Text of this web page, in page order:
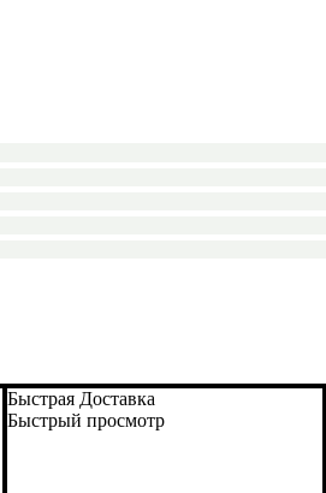
Быстрая Доставка
Быстрый просмотр